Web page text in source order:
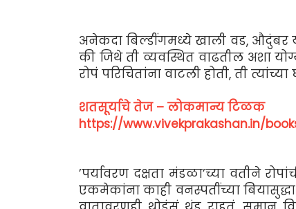
अनेकदा बिल्डींगमध्ये खाली वड, औदुंबर
की जिथे ती व्यवस्थित वाढतील अशा
रोपं परिचितांना वाटली होती, ती
शतसूर्याचे तेज – लोकमान्य टिळक
https://www.vivekprakashan.in/
’पर्यावरण दक्षता मंडळा’च्या वतीने
एकमेकांना काही वनस्पतींच्या